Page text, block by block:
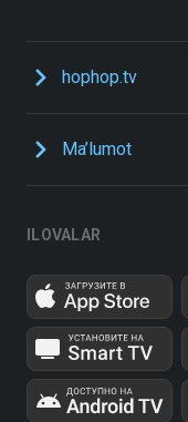
hophop.tv
Ma’lumot
ILOVALAR